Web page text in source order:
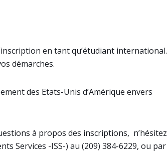
en tant qu’étudiant international.
démarches.
des Etats-Unis d’Amérique envers
à propos des inscriptions, n’hésitez
Services -ISS-) au (209) 384-6229, ou par